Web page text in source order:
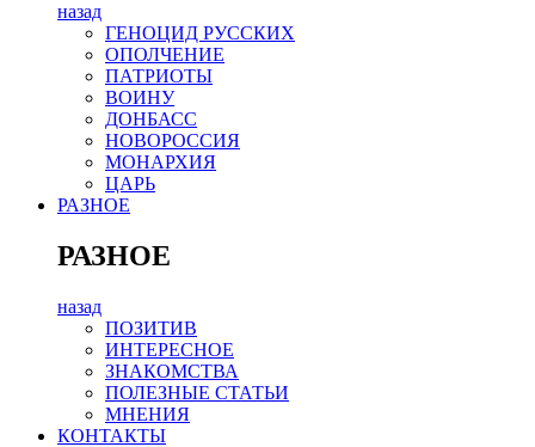
назад
ГЕНОЦИД РУССКИХ
ОПОЛЧЕНИЕ
ПАТРИОТЫ
ВОИНУ
ДОНБАСС
НОВОРОССИЯ
МОНАРХИЯ
ЦАРЬ
РАЗНОЕ
РАЗНОЕ
назад
ПОЗИТИВ
ИНТЕРЕСНОЕ
ЗНАКОМСТВА
ПОЛЕЗНЫЕ СТАТЬИ
МНЕНИЯ
КОНТАКТЫ